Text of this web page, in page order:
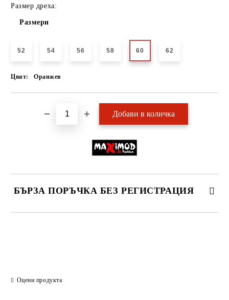
Размер дреха:
Размери
52 54 56 58 60 62
Цвят: Оранжев
БЪРЗА ПОРЪЧКА БЕЗ РЕГИСТРАЦИЯ
Оцени продукта